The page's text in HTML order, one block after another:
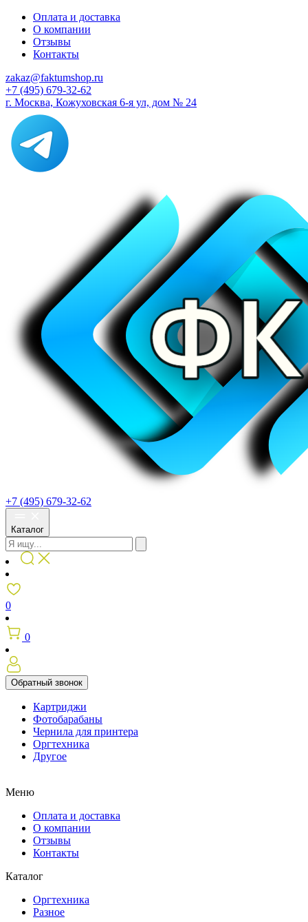
Оплата и доставка
О компании
Отзывы
Контакты
zakaz@faktumshop.ru
+7 (495) 679-32-62
г. Москва, Кожуховская 6-я ул, дом № 24
+7 (495) 679-32-62
Каталог
0
0
Обратный звонок
Картриджи
Фотобарабаны
Чернила для принтера
Оргтехника
Другое
Меню
Оплата и доставка
О компании
Отзывы
Контакты
Каталог
Оргтехника
Разное